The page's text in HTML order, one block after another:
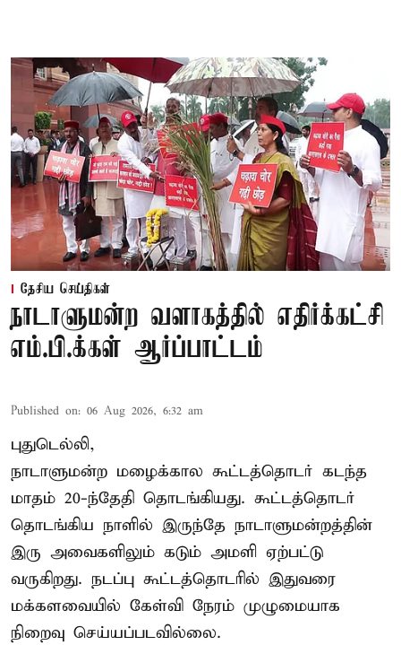
தேசிய செய்திகள்
நாடாளுமன்ற வளாகத்தில் எதிர்க்கட்சி
எம்.பி.க்கள் ஆர்ப்பாட்டம்
Published on: 06 Aug 2026, 6:32 am
புதுடெல்லி,
நாடாளுமன்ற மழைக்கால கூட்டத்தொடர் கடந்த
மாதம் 20-ந்தேதி தொடங்கியது. கூட்டத்தொடர்
தொடங்கிய நாளில் இருந்தே நாடாளுமன்றத்தின்
இரு அவைகளிலும் கடும் அமளி ஏற்பட்டு
வருகிறது. நடப்பு கூட்டத்தொடரில் இதுவரை
மக்களவையில் கேள்வி நேரம் முழுமையாக
நிறைவு செய்யப்படவில்லை.